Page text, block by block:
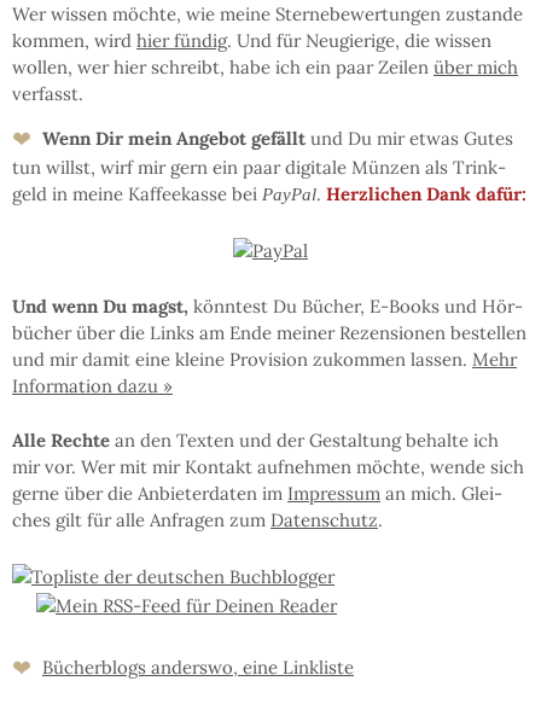
Wer wis­sen möchte, wie mei­ne Ster­ne­be­wer­tun­gen zu­stan­de
kom­men, wird hier fün­dig. Und für Neu­gie­ri­ge, die wis­sen
wol­len, wer hier schreibt, ha­be ich ein paar Zei­len über mich
ver­fasst.
❤ Wenn Dir mein An­ge­bot ge­fällt und Du mir et­was Gu­tes
tun willst, wirf mir gern ein paar di­gi­ta­le Mün­zen als Trink­
geld in mei­ne Kaf­fee­kas­se bei PayPal. Herz­li­chen Dank dafür:
Und wenn Du magst, könn­test Du Bü­cher, E-Books und Hör­
bü­cher über die Links am En­de mei­ner Re­zen­sio­nen be­stel­len
und mir da­mit eine klei­ne Pro­vi­sion zu­kom­men las­sen. Mehr
In­for­ma­tion da­zu »
Al­le Rech­te an den Tex­ten und der Ge­stal­tung be­hal­te ich
mir vor. Wer mit mir Kon­takt auf­neh­men möchte, wen­de sich
ger­ne über die An­bie­ter­da­ten im Im­pres­sum an mich. Glei­
ches gilt für al­le An­fra­gen zum Da­ten­schutz.
❤ Bücher­blogs an­ders­wo, eine Link­liste